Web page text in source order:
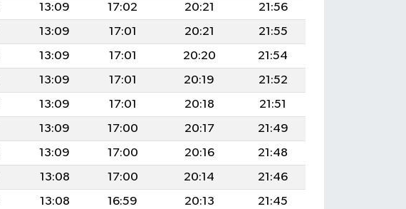
13:09 17:02 20:21
21:56
13:09 17:01 20:21
21:55
13:09 17:01 20:20
21:54
13:09 17:01 20:19
21:52
13:09 17:01 20:18
21:51
13:09 17:00 20:17
21:49
13:09 17:00 20:16
21:48
13:08 17:00 20:14
21:46
13:08 16:59 20:13
21:45